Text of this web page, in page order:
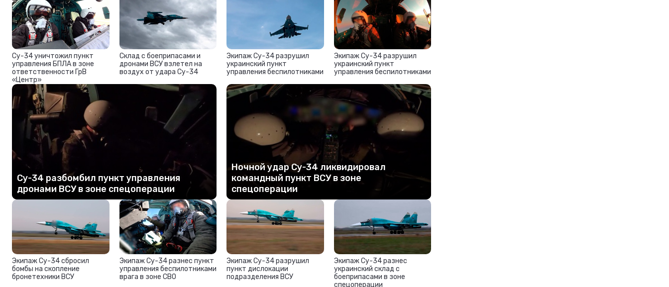
Су-34 уничтожил пункт
управления БПЛА в зоне
ответственности ГрВ
«Центр»
Склад с боеприпасами и
дронами ВСУ взлетел на
воздух от удара Су-34
Экипаж Су-34 разрушил
украинский пункт
управления беспилотниками
Экипаж Су-34 разрушил
украинский пункт
управления беспилотниками
Су-34 разбомбил пункт управления
дронами ВСУ в зоне спецоперации
Ночной удар Су-34 ликвидировал
командный пункт ВСУ в зоне
спецоперации
Экипаж Су-34 сбросил
бомбы на скопление
бронетехники ВСУ
Экипаж Су-34 разнес пункт
управления беспилотниками
врага в зоне СВО
Экипаж Су-34 разрушил
пункт дислокации
подразделения ВСУ
Экипаж Су-34 разнес
украинский склад с
боеприпасами в зоне
спецоперации